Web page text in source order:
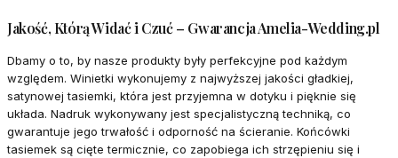
Jakość, Którą Widać i Czuć – Gwarancja Amelia-Wedding.pl
Dbamy o to, by nasze produkty były perfekcyjne pod każdym
względem. Winietki wykonujemy z najwyższej jakości gładkiej,
satynowej tasiemki, która jest przyjemna w dotyku i pięknie się
układa. Nadruk wykonywany jest specjalistyczną techniką, co
gwarantuje jego trwałość i odporność na ścieranie. Końcówki
tasiemek są cięte termicznie, co zapobiega ich strzępieniu się i